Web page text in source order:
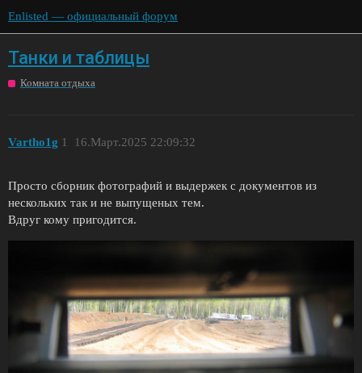
Enlisted — официальный форум
Танки и таблицы
Комната отдыха
Vartho1g 16.Март.2025 22:09:32
1
Просто сборник фотографий и выдержек с документов из
нескольких так и не выпущеных тем.
Вдруг кому пригодится.